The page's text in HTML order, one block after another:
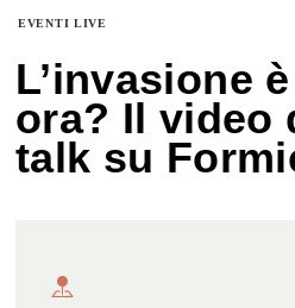
EVENTI LIVE
L’invasione
ora? Il video
talk su